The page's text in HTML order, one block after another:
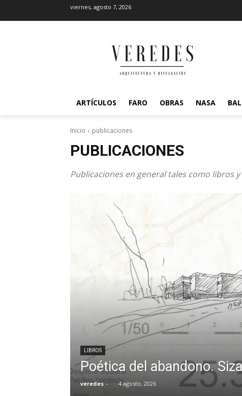
viernes, agosto 7, 2026
ARTÍCULOS FARO OBRAS NASA
Inicio publicaciones
PUBLICACIONES
Publicaciones en general tales como libros
LIBROS
Poética del abandono.
veredes - 4 agosto, 2026